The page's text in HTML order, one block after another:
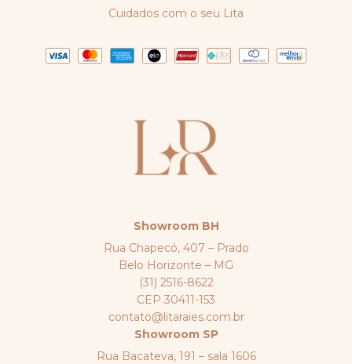
Cuidados com o seu Lita
Showroom BH
Rua Chapecó, 407 – Prado
Belo Horizonte – MG
(31) 2516-8622
CEP 30411-153
contato@litaraies.com.br
Showroom SP
Rua Bacateva, 191 – sala 1606